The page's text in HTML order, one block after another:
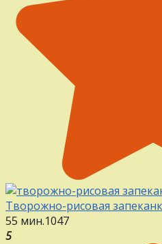
Творожно-рисовая
55 мин.1047
5